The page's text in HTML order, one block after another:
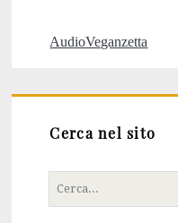
AudioVeganzetta
Cerca nel sito
Cerca
per: